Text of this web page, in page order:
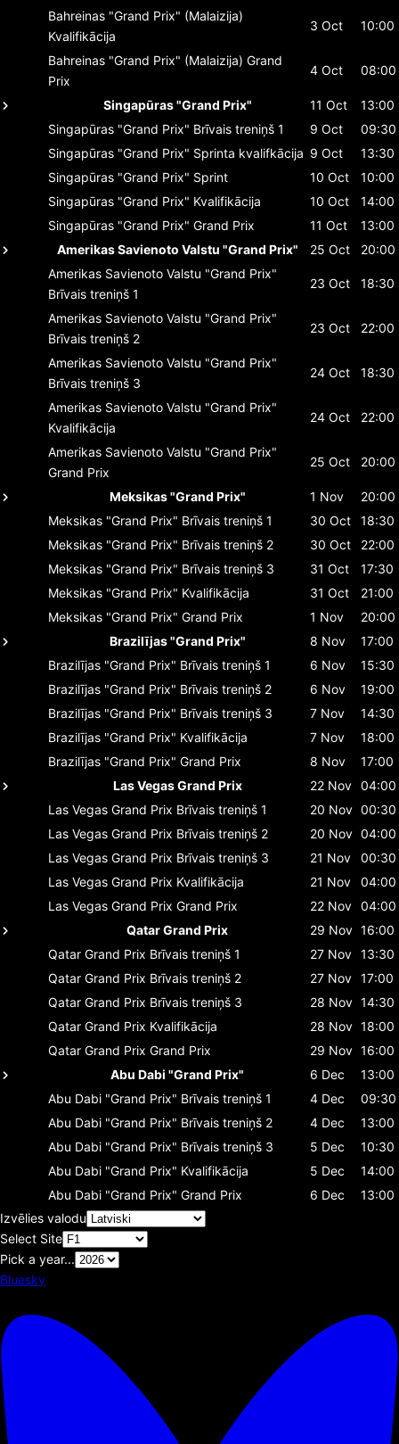
Bahreinas "Grand Prix" (Malaizija)
Kvalifikācija
3 Oct 10:00
Bahreinas "Grand Prix" (Malaizija) Grand
Prix
4 Oct 08:00
Singapūras "Grand Prix" 11 Oct
13:00
Singapūras "Grand Prix" Brīvais treniņš 1 9 Oct
09:30
Singapūras "Grand Prix" Sprinta kvalifkācija 9 Oct
13:30
Singapūras "Grand Prix" Sprint 10 Oct
10:00
Singapūras "Grand Prix" Kvalifikācija 10 Oct
14:00
Singapūras "Grand Prix" Grand Prix 11 Oct
13:00
Amerikas Savienoto Valstu "Grand Prix"
25 Oct
20:00
Amerikas Savienoto Valstu "Grand Prix"
Brīvais treniņš 1
23 Oct 18:30
Amerikas Savienoto Valstu "Grand Prix"
Brīvais treniņš 2
23 Oct 22:00
Amerikas Savienoto Valstu "Grand Prix"
Brīvais treniņš 3
24 Oct 18:30
Amerikas Savienoto Valstu "Grand Prix"
Kvalifikācija
24 Oct 22:00
Amerikas Savienoto Valstu "Grand Prix"
Grand Prix
25 Oct 20:00
Meksikas "Grand Prix" 1 Nov
20:00
Meksikas "Grand Prix" Brīvais treniņš 1 30 Oct
18:30
Meksikas "Grand Prix" Brīvais treniņš 2 30 Oct
22:00
Meksikas "Grand Prix" Brīvais treniņš 3 31 Oct
17:30
Meksikas "Grand Prix" Kvalifikācija 31 Oct
21:00
Meksikas "Grand Prix" Grand Prix 1 Nov
20:00
Brazilījas "Grand Prix"
8 Nov
17:00
Brazilījas "Grand Prix" Brīvais treniņš 1 6 Nov
15:30
Brazilījas "Grand Prix" Brīvais treniņš 2 6 Nov
19:00
Brazilījas "Grand Prix" Brīvais treniņš 3 7 Nov
14:30
Brazilījas "Grand Prix" Kvalifikācija 7 Nov
18:00
Brazilījas "Grand Prix" Grand Prix 8 Nov
17:00
Las Vegas Grand Prix
22 Nov 04:00
Las Vegas Grand Prix Brīvais treniņš 1 20 Nov 00:30
Las Vegas Grand Prix Brīvais treniņš 2 20 Nov 04:00
Las Vegas Grand Prix Brīvais treniņš 3 21 Nov
00:30
Las Vegas Grand Prix Kvalifikācija 21 Nov
04:00
Las Vegas Grand Prix Grand Prix 22 Nov 04:00
Qatar Grand Prix
29 Nov 16:00
Qatar Grand Prix Brīvais treniņš 1 27 Nov 13:30
Qatar Grand Prix Brīvais treniņš 2 27 Nov 17:00
Qatar Grand Prix Brīvais treniņš 3 28 Nov 14:30
Qatar Grand Prix Kvalifikācija 28 Nov 18:00
Qatar Grand Prix Grand Prix 29 Nov 16:00
Abu Dabi "Grand Prix"
6 Dec
13:00
Abu Dabi "Grand Prix" Brīvais treniņš 1 4 Dec
09:30
Abu Dabi "Grand Prix" Brīvais treniņš 2 4 Dec
13:00
Abu Dabi "Grand Prix" Brīvais treniņš 3 5 Dec
10:30
Abu Dabi "Grand Prix" Kvalifikācija 5 Dec
14:00
Abu Dabi "Grand Prix" Grand Prix 6 Dec
13:00
Izvēlies valodu
Select Site
Pick a year...
Bluesky